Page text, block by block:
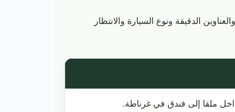
الدقيقة ونوع السيارة والانتظار
ملقا إلى فندق في غرناطة.